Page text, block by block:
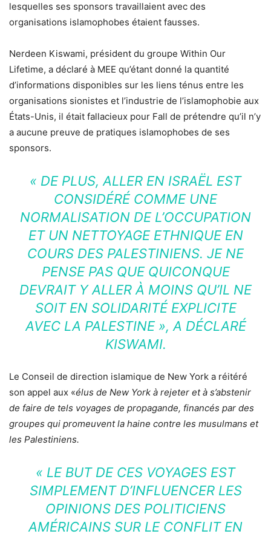
lesquelles ses sponsors travaillaient avec des
organisations islamophobes étaient fausses.
Nerdeen Kiswami, président du groupe Within Our
Lifetime, a déclaré à MEE qu’étant donné la quantité
d’informations disponibles sur les liens ténus entre les
organisations sionistes et l’industrie de l’islamophobie aux
États-Unis, il était fallacieux pour Fall de prétendre qu’il n’y
a aucune preuve de pratiques islamophobes de ses
sponsors.
« DE PLUS, ALLER EN ISRAËL EST
CONSIDÉRÉ COMME UNE
NORMALISATION DE L’OCCUPATION
ET UN NETTOYAGE ETHNIQUE EN
COURS DES PALESTINIENS. JE NE
PENSE PAS QUE QUICONQUE
DEVRAIT Y ALLER À MOINS QU’IL NE
SOIT EN SOLIDARITÉ EXPLICITE
AVEC LA PALESTINE », A DÉCLARÉ
KISWAMI.
Le Conseil de direction islamique de New York a réitéré
son appel aux «élus de New York à rejeter et à s’abstenir
de faire de tels voyages de propagande, financés par des
groupes qui promeuvent la haine contre les musulmans et
les Palestiniens.
« LE BUT DE CES VOYAGES EST
SIMPLEMENT D’INFLUENCER LES
OPINIONS DES POLITICIENS
AMÉRICAINS SUR LE CONFLIT EN